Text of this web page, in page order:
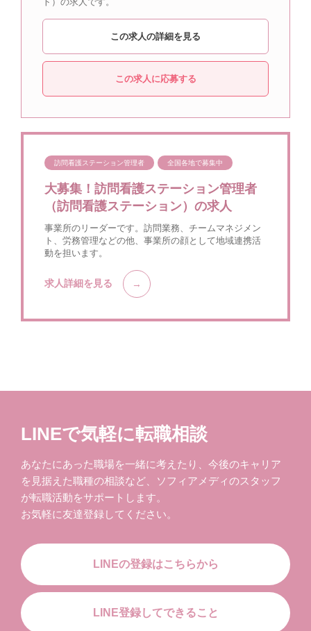
この求人の詳細を見る
この求人に応募する
訪問看護ステーション管理者 全国各地で募集中
大募集！訪問看護ステーション管理者
（訪問看護ステーション）の求人
事業所のリーダーです。訪問業務、チームマネジメン
ト、労務管理などの他、事業所の顔として地域連携活
動を担います。
求人詳細を見る
LINEで気軽に転職相談
あなたにあった職場を一緒に考えたり、今後のキャリア
を見据えた職種の相談など、ソフィアメディのスタッフ
が転職活動をサポートします。
お気軽に友達登録してください。
LINEの登録はこちらから
LINE登録してできること